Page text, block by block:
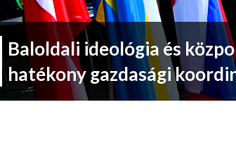
Baloldali ideológia és
hatékony gazdasági